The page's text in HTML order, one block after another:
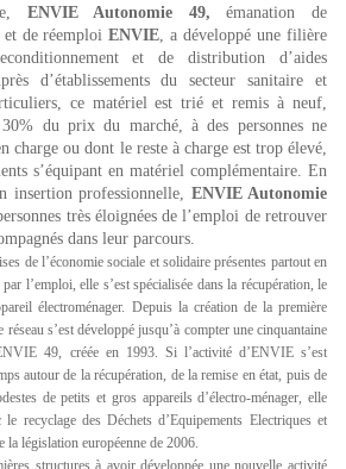
ENVIE Autonomie 49, émanation de
et de réemploiENVIE, a développé une filière
et de distribution d’aides
d’établissements du secteur sanitaire et
ce matériel est trié et remis à neuf,
du prix du marché, à des personnes ne
charge ou dont le reste à charge est trop élevé,
s’équipant en matériel complémentaire. En
insertion professionnelle, ENVIE Autonomie
très éloignées de l’emploi de retrouver
dans leur parcours.
de l’économie sociale et solidaire présentes partout en
l’emploi, elle s’est spécialisée dans la récupération, le
électroménager. Depuis la création de la première
s’est développé jusqu’à compter une cinquantaine
49, créée en 1993. Si l’activité d’ENVIE s’est
autour de la récupération, de la remise en état, puis de
de petits et gros appareils d’électro-ménager, elle
recyclage des Déchets d’Equipements Electriques et
la législation européenne de 2006.
structures à avoir développée une nouvelle activité